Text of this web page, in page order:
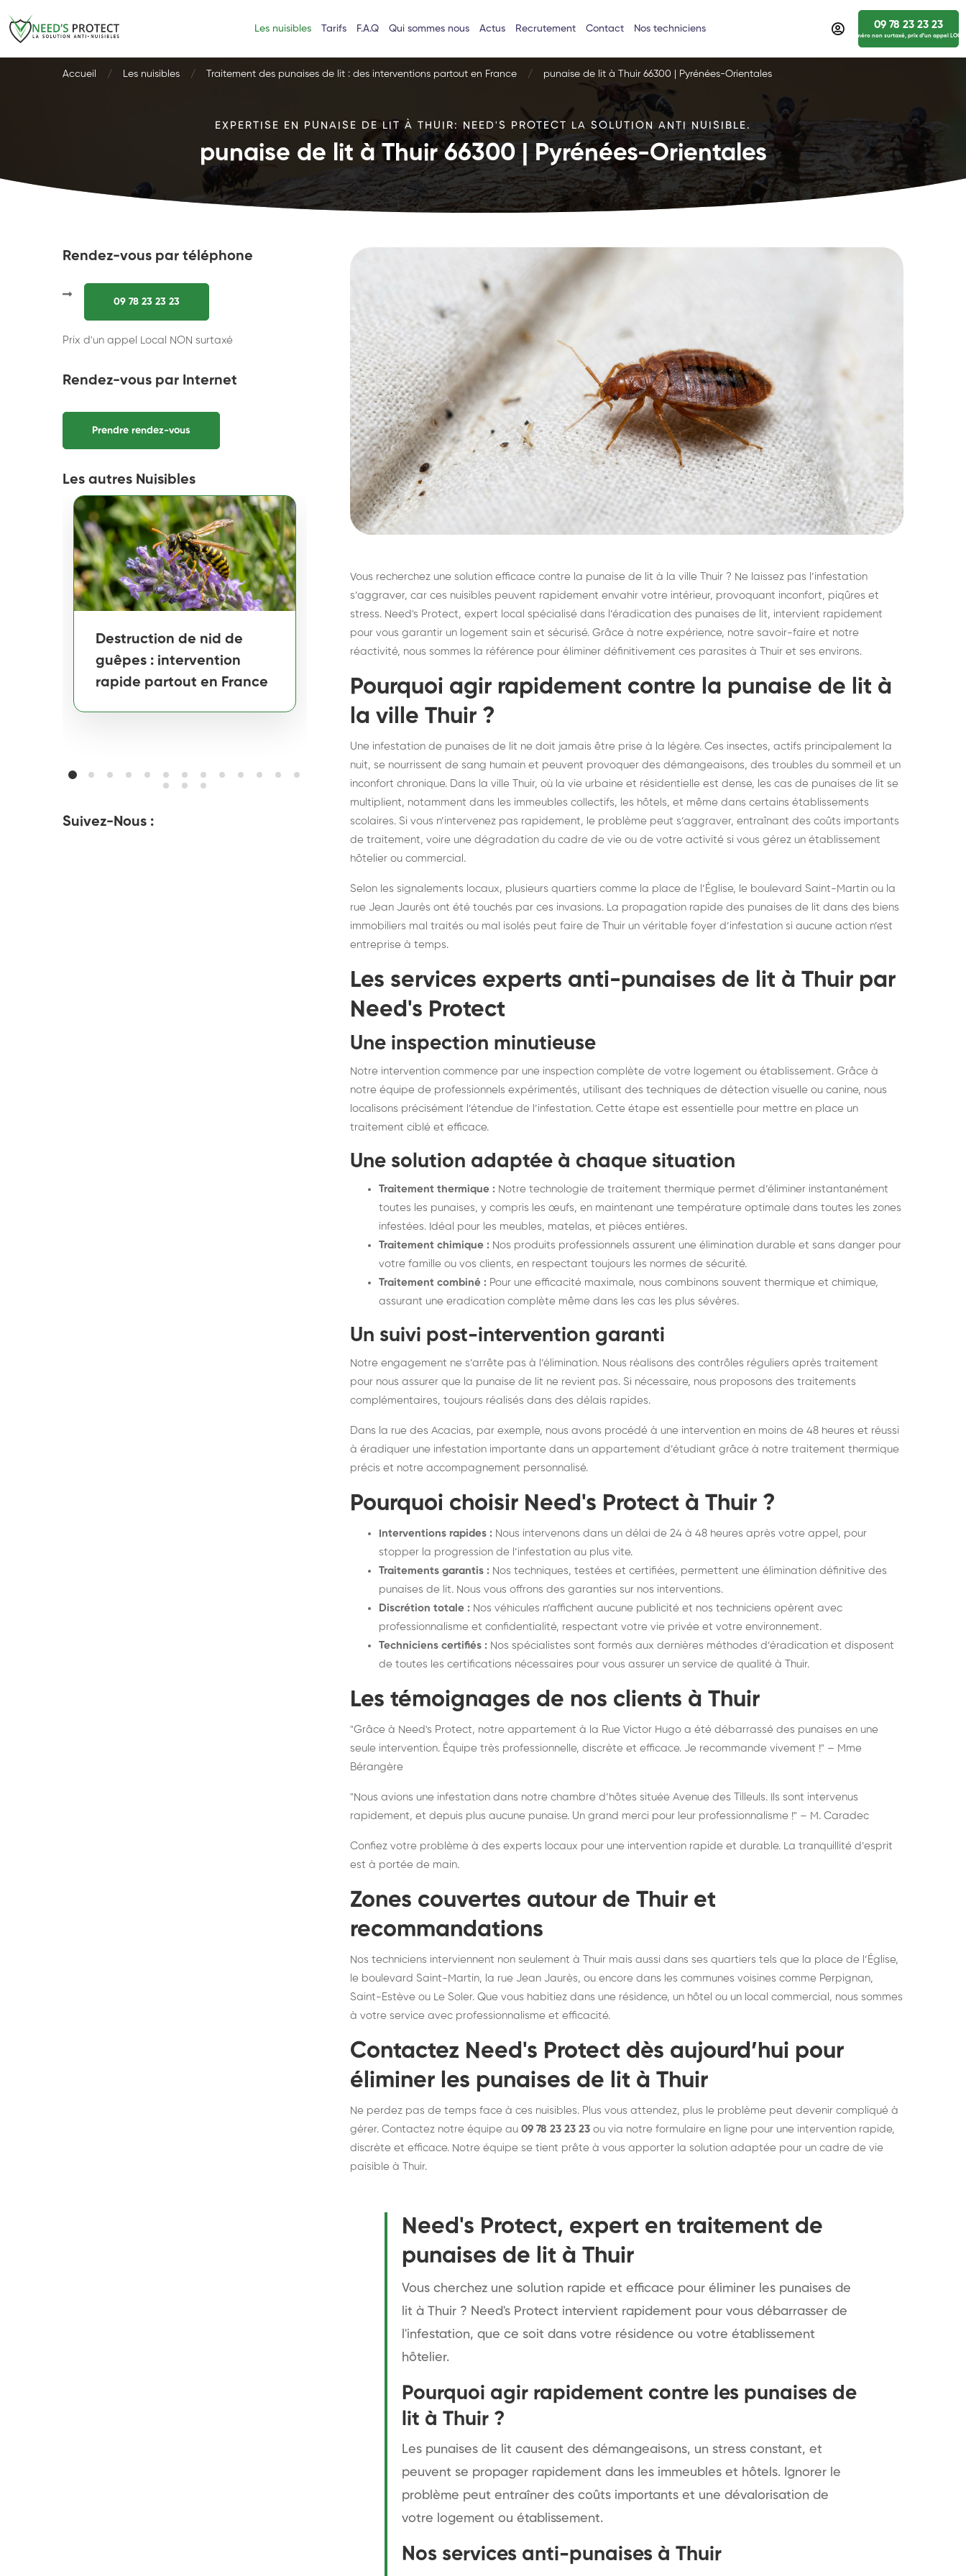
Les nuisibles Tarifs F.A.Q Qui sommes nous Actus Recrutement Contact Nos techniciens 09 78 23 23 23
numéro non surtaxé, prix d’un appel
Accueil Les nuisibles Traitement des punaises de lit : des interventions partout en France punaise de lit à Thuir 66300 | Pyrénées-Orientales
EXPERTISE EN PUNAISE DE LIT À THUIR: NEED'S PROTECT LA SOLUTION ANTI NUISIBLE.
punaise de lit à Thuir 66300 | Pyrénées-Orientales
Rendez-vous par téléphone
09 78 23 23 23
Prix d'un appel Local NON surtaxé
Rendez-vous par Internet
Prendre rendez-vous
Les autres Nuisibles
Destruction de nid de
guêpes : intervention
rapide partout en France
Destruction de nid de
rapide partout en France
Destruction de nid de
frelons asiatiques :
intervention partout en
Suivez-Nous :
Vous recherchez une solution efficace contre la punaise de lit à la ville Thuir ? Ne laissez pas l’infestation
s’aggraver, car ces nuisibles peuvent rapidement envahir votre intérieur, provoquant inconfort, piqûres et
stress. Need's Protect, expert local spécialisé dans l’éradication des punaises de lit, intervient rapidement
pour vous garantir un logement sain et sécurisé. Grâce à notre expérience, notre savoir-faire et notre
réactivité, nous sommes la référence pour éliminer définitivement ces parasites à Thuir et ses environs.
Pourquoi agir rapidement contre la punaise de lit à
la ville Thuir ?
Une infestation de punaises de lit ne doit jamais être prise à la légère. Ces insectes, actifs principalement la
nuit, se nourrissent de sang humain et peuvent provoquer des démangeaisons, des troubles du sommeil et un
inconfort chronique. Dans la ville Thuir, où la vie urbaine et résidentielle est dense, les cas de punaises de lit se
multiplient, notamment dans les immeubles collectifs, les hôtels, et même dans certains établissements
scolaires. Si vous n’intervenez pas rapidement, le problème peut s’aggraver, entraînant des coûts importants
de traitement, voire une dégradation du cadre de vie ou de votre activité si vous gérez un établissement
hôtelier ou commercial.
Selon les signalements locaux, plusieurs quartiers comme la place de l’Église, le boulevard Saint-Martin ou la
rue Jean Jaurès ont été touchés par ces invasions. La propagation rapide des punaises de lit dans des biens
immobiliers mal traités ou mal isolés peut faire de Thuir un véritable foyer d’infestation si aucune action n’est
entreprise à temps.
Les services experts anti-punaises de lit à Thuir par
Need's Protect
Une inspection minutieuse
Notre intervention commence par une inspection complète de votre logement ou établissement. Grâce à
notre équipe de professionnels expérimentés, utilisant des techniques de détection visuelle ou canine, nous
localisons précisément l’étendue de l’infestation. Cette étape est essentielle pour mettre en place un
traitement ciblé et efficace.
Une solution adaptée à chaque situation
Traitement thermique : Notre technologie de traitement thermique permet d’éliminer instantanément
toutes les punaises, y compris les œufs, en maintenant une température optimale dans toutes les zones
infestées. Idéal pour les meubles, matelas, et pièces entières.
Traitement chimique : Nos produits professionnels assurent une élimination durable et sans danger pour
votre famille ou vos clients, en respectant toujours les normes de sécurité.
Traitement combiné : Pour une efficacité maximale, nous combinons souvent thermique et chimique,
assurant une eradication complète même dans les cas les plus sévères.
Un suivi post-intervention garanti
Notre engagement ne s’arrête pas à l’élimination. Nous réalisons des contrôles réguliers après traitement
pour nous assurer que la punaise de lit ne revient pas. Si nécessaire, nous proposons des traitements
complémentaires, toujours réalisés dans des délais rapides.
Dans la rue des Acacias, par exemple, nous avons procédé à une intervention en moins de 48 heures et réussi
à éradiquer une infestation importante dans un appartement d’étudiant grâce à notre traitement thermique
précis et notre accompagnement personnalisé.
Pourquoi choisir Need's Protect à Thuir ?
Interventions rapides : Nous intervenons dans un délai de 24 à 48 heures après votre appel, pour
stopper la progression de l’infestation au plus vite.
Traitements garantis : Nos techniques, testées et certifiées, permettent une élimination définitive des
punaises de lit. Nous vous offrons des garanties sur nos interventions.
Discrétion totale : Nos véhicules n’affichent aucune publicité et nos techniciens opèrent avec
professionnalisme et confidentialité, respectant votre vie privée et votre environnement.
Techniciens certifiés : Nos spécialistes sont formés aux dernières méthodes d’éradication et disposent
de toutes les certifications nécessaires pour vous assurer un service de qualité à Thuir.
Les témoignages de nos clients à Thuir
"Grâce à Need's Protect, notre appartement à la Rue Victor Hugo a été débarrassé des punaises en une
seule intervention. Équipe très professionnelle, discrète et efficace. Je recommande vivement !" – Mme
Bérangère
"Nous avions une infestation dans notre chambre d’hôtes située Avenue des Tilleuls. Ils sont intervenus
rapidement, et depuis plus aucune punaise. Un grand merci pour leur professionnalisme !" – M. Caradec
Confiez votre problème à des experts locaux pour une intervention rapide et durable. La tranquillité d’esprit
est à portée de main.
Zones couvertes autour de Thuir et
recommandations
Nos techniciens interviennent non seulement à Thuir mais aussi dans ses quartiers tels que la place de l’Église,
le boulevard Saint-Martin, la rue Jean Jaurès, ou encore dans les communes voisines comme Perpignan,
Saint-Estève ou Le Soler. Que vous habitiez dans une résidence, un hôtel ou un local commercial, nous sommes
à votre service avec professionnalisme et efficacité.
Contactez Need's Protect dès aujourd’hui pour
éliminer les punaises de lit à Thuir
Ne perdez pas de temps face à ces nuisibles. Plus vous attendez, plus le problème peut devenir compliqué à
gérer. Contactez notre équipe au 09 78 23 23 23 ou via notre formulaire en ligne pour une intervention rapide,
discrète et efficace. Notre équipe se tient prête à vous apporter la solution adaptée pour un cadre de vie
paisible à Thuir.
Need's Protect, expert en traitement de
punaises de lit à Thuir
Vous cherchez une solution rapide et efficace pour éliminer les punaises de
lit à Thuir ? Need's Protect intervient rapidement pour vous débarrasser de
l'infestation, que ce soit dans votre résidence ou votre établissement
hôtelier.
Pourquoi agir rapidement contre les punaises de
lit à Thuir ?
Les punaises de lit causent des démangeaisons, un stress constant, et
peuvent se propager rapidement dans les immeubles et hôtels. Ignorer le
problème peut entraîner des coûts importants et une dévalorisation de
votre logement ou établissement.
Nos services anti-punaises à Thuir